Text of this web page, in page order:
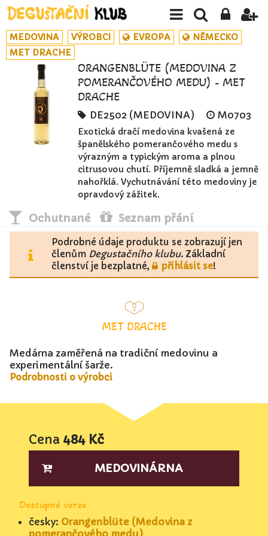
MEDOVINA VÝROBCI EVROPA
NĚMECKO
MET DRACHE
ORANGENBLÜTE (MEDOVINA Z
POMERANČOVÉHO MEDU) - MET
DRACHE
DE2502 (MEDOVINA) M0703
Exotická dračí medovina kvašená ze
španělského pomerančového medu s
výrazným a typickým aroma a plnou
citrusovou chutí. Příjemně sladká a jemně
nahořklá. Vychutnávání této medoviny je
opravdový zážitek.
Ochutnané Seznam přání
Podrobné údaje produktu se zobrazují jen
členům Degustačního klubu. Základní
členství je bezplatné,
přihlásit se!
MET DRACHE
Medárna zaměřená na tradiční medovinu a
experimentální šarže.
Podrobnosti o výrobci
Cena 484 Kč
MEDOVINÁRNA
Dostupné verze
česky: Orangenblüte (Medovina z